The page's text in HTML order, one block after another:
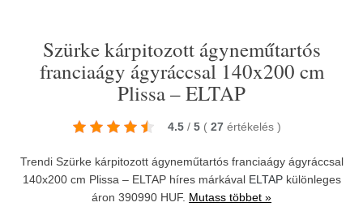
Szürke kárpitozott ágyneműtartós
franciaágy ágyráccsal 140x200 cm
Plissa – ELTAP
4.5 / 5 ( 27 értékelés )
Trendi Szürke kárpitozott ágyneműtartós franciaágy ágyráccsal
140x200 cm Plissa – ELTAP híres márkával ELTAPkülönleges
áron 390990 HUF. Mutass többet »